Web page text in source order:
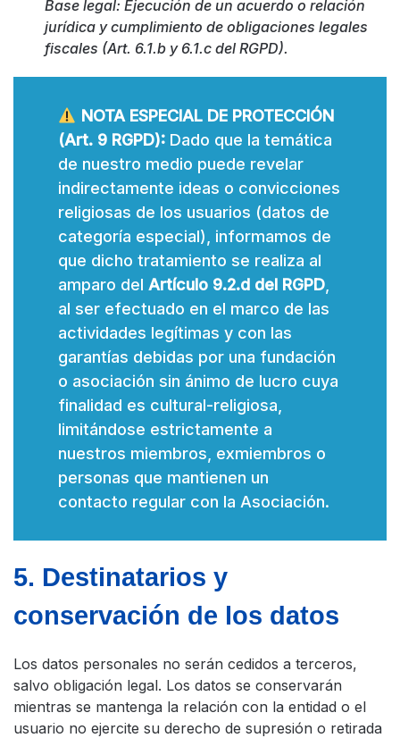
Base legal: Ejecución de un acuerdo o relación
jurídica y cumplimiento de obligaciones legales
fiscales (Art. 6.1.b y 6.1.c del RGPD).
NOTA ESPECIAL DE PROTECCIÓN
(Art. 9 RGPD): Dado que la temática
de nuestro medio puede revelar
indirectamente ideas o convicciones
religiosas de los usuarios (datos de
categoría especial), informamos de
que dicho tratamiento se realiza al
amparo del Artículo 9.2.d del RGPD
al ser efectuado en el marco de las
actividades legítimas y con las
garantías debidas por una fundación
o asociación sin ánimo de lucro cuya
finalidad es cultural-religiosa,
limitándose estrictamente a
nuestros miembros, exmiembros o
personas que mantienen un
contacto regular con la Asociación.
5. Destinatarios y
conservación de los datos
Los datos personales no serán cedidos a terceros,
salvo obligación legal. Los datos se conservarán
mientras se mantenga la relación con la entidad o el
usuario no ejercite su derecho de supresión o retirada